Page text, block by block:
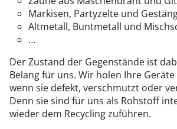
Markisen, Partyzelte und
Altmetall, Buntmetall und
…
Der Zustand der Gegenstände ist
Belang für uns. Wir holen Ihre
wenn sie defekt, verschmutzt oder
Denn sie sind für uns als Rohstoff
wieder dem Recycling zuführen.